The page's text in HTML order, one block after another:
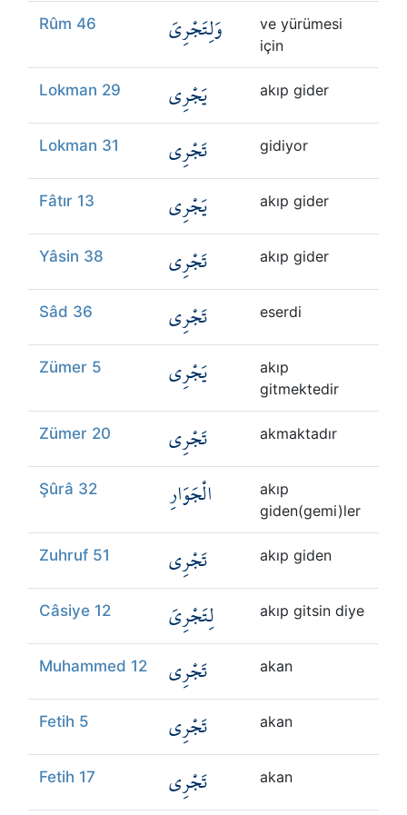
Rûm 46 وَلِتَجْرِيَ
ve yürümesi
için
Lokman 29 يَجْرِي akıp gider
Lokman 31 تَجْرِي gidiyor
Fâtır 13 يَجْرِي akıp gider
Yâsin 38 تَجْرِي akıp gider
Sâd 36 تَجْرِي eserdi
Zümer 5 يَجْرِي
akıp
gitmektedir
Zümer 20 تَجْرِي akmaktadır
Şûrâ 32 الْجَوَارِ
akıp
giden(gemi)ler
Zuhruf 51 تَجْرِي akıp giden
Câsiye 12 لِتَجْرِيَ akıp gitsin diye
Muhammed 12 تَجْرِي akan
Fetih 5 تَجْرِي akan
Fetih 17 تَجْرِي akan